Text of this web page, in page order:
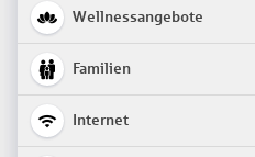
Wellnessangebote
Familien
Internet